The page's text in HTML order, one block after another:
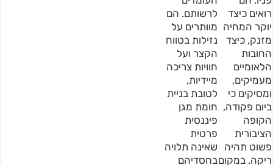
רואים כיצד
יוקר המחיה
מזנק, כיצד
החובות
הלאומיים
מעמיקים,
ומסיקים כי
ביום פקודה,
הקופה
הציבורית
פשוט תהיה
ריקה. במקום
לרשותם. הם
מוותרים על
נזילות בטווח
הקצר ועל
חוויות צריכה
מיידיות,
לטובת בניית
חומת מגן
פיננסית
פרטית
שאינה תלויה
בחסדיהם